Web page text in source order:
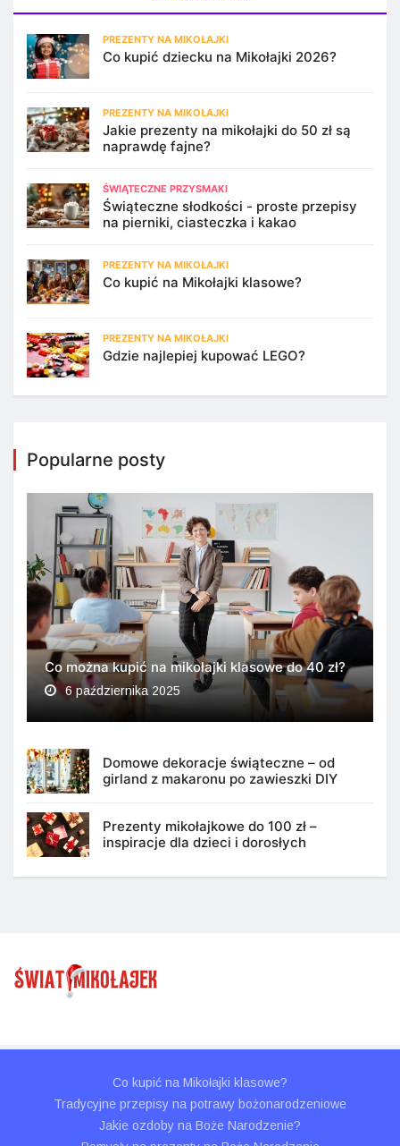
PREZENTY NA MIKOŁAJKI
Co kupić dziecku na Mikołajki 2026?
PREZENTY NA MIKOŁAJKI
Jakie prezenty na mikołajki do 50 zł są
naprawdę fajne?
ŚWIĄTECZNE PRZYSMAKI
Świąteczne słodkości - proste przepisy
na pierniki, ciasteczka i kakao
PREZENTY NA MIKOŁAJKI
Co kupić na Mikołajki klasowe?
PREZENTY NA MIKOŁAJKI
Gdzie najlepiej kupować LEGO?
Popularne posty
Co można kupić na mikołajki klasowe do 40 zł?
6 października 2025
Domowe dekoracje świąteczne – od
girland z makaronu po zawieszki DIY
Prezenty mikołajkowe do 100 zł –
inspiracje dla dzieci i dorosłych
Co kupić na Mikołajki klasowe?
Tradycyjne przepisy na potrawy bożonarodzeniowe
Jakie ozdoby na Boże Narodzenie?